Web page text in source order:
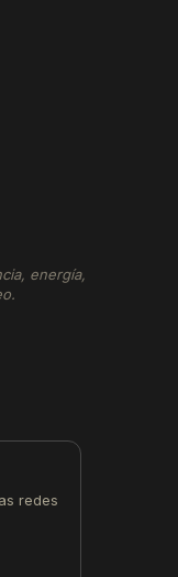
energía,
redes